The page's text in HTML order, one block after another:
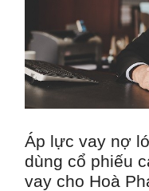
Áp lực vay nợ
dùng cổ phiếu
vay cho Hoà